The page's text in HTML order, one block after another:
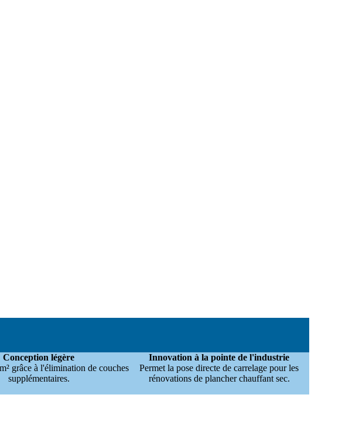
Conception légère
grâce à l'élimination de couches
supplémentaires.
Innovation à la pointe de l'industrie
Permet la pose directe de carrelage pour les
rénovations de plancher chauffant sec.